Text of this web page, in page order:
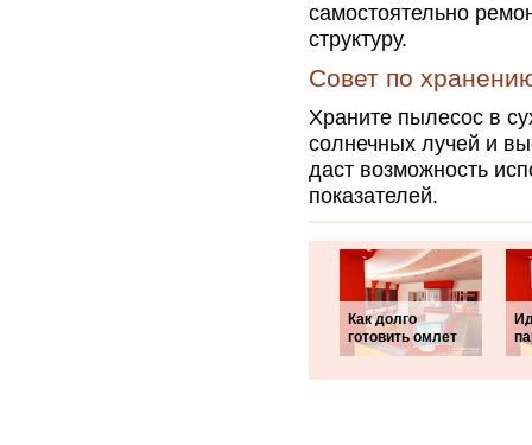
самостоятельно
структуру.
Совет по
Храните пылесос в
солнечных лучей и
даст возможность
показателей.
Как долго
готовить омлет